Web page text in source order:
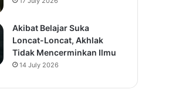
Akibat Belajar Suka
Loncat-Loncat, Akhlak
Tidak Mencerminkan Ilmu
14 July 2026